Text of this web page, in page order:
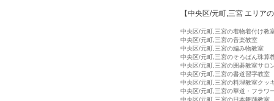
【中央区/元町,三宮 エリア
中央区/元町,三宮の着物着付け教
中央区/元町,三宮の音楽教室
中央区/元町,三宮の編み物教室
中央区/元町,三宮のそろばん珠算
中央区/元町,三宮の囲碁教室サロ
中央区/元町,三宮の書道習字教室
中央区/元町,三宮の料理教室クッ
中央区/元町,三宮の華道・フラワ
中央区/元町,三宮の日本舞踊教室